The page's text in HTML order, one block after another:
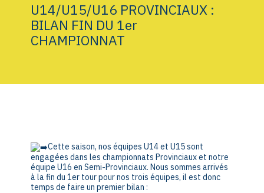
U14/U15/U16 PROVINCIAUX :
BILAN FIN DU 1er
CHAMPIONNAT
Cette saison, nos équipes U14 et U15 sont
engagées dans les championnats Provinciaux et notre
équipe U16 en Semi-Provinciaux. Nous sommes arrivés
à la fin du 1er tour pour nos trois équipes, il est donc
temps de faire un premier bilan :